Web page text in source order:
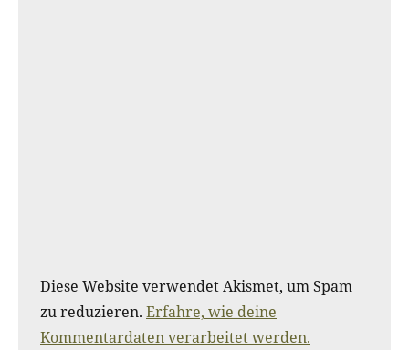
Diese Website verwendet Akismet, um Spam
zu reduzieren. Erfahre, wie deine
Kommentardaten verarbeitet werden.